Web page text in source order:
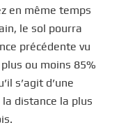
en même temps
le sol pourra
précédente vu
ou moins 85%
s’agit d’une
distance la plus